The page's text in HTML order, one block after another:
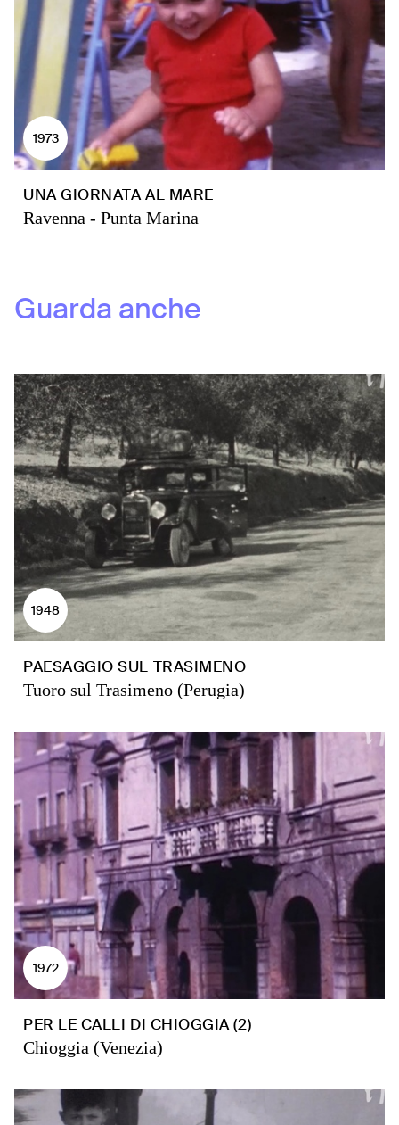
1973
UNA GIORNATA AL MARE
Ravenna - Punta Marina
Guarda anche
1948
PAESAGGIO SUL TRASIMENO
Tuoro sul Trasimeno (Perugia)
1972
PER LE CALLI DI CHIOGGIA (2)
Chioggia (Venezia)